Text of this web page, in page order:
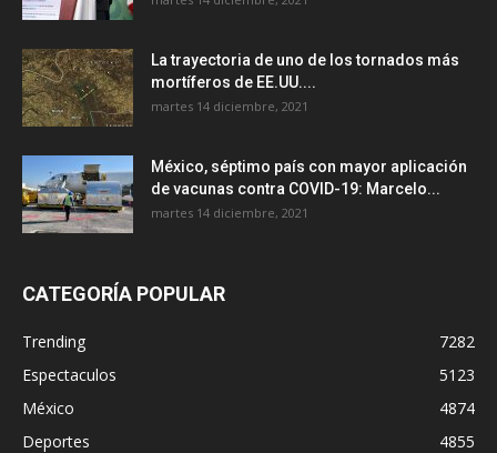
La trayectoria de uno de los tornados más
mortíferos de EE.UU....
martes 14 diciembre, 2021
México, séptimo país con mayor aplicación
de vacunas contra COVID-19: Marcelo...
martes 14 diciembre, 2021
CATEGORÍA POPULAR
Trending
7282
Espectaculos
5123
México
4874
Deportes
4855